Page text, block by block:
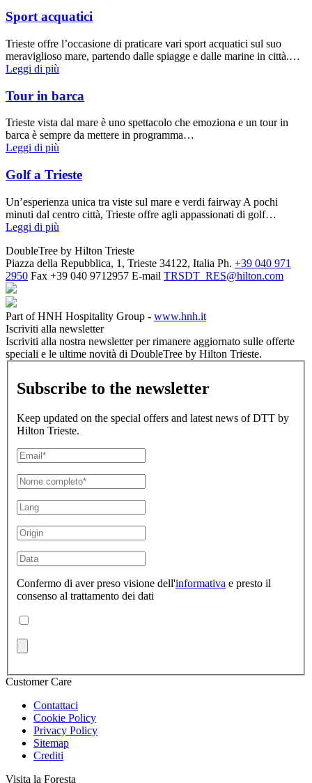
Sport acquatici
Trieste offre l’occasione di praticare vari sport acquatici sul suo
meraviglioso mare, partendo dalle spiagge e dalle marine in città.…
Leggi di più
Tour in barca
Trieste vista dal mare è uno spettacolo che emoziona e un tour in
barca è sempre da mettere in programma…
Leggi di più
Golf a Trieste
Un’esperienza unica tra viste sul mare e verdi fairway A pochi
minuti dal centro città, Trieste offre agli appassionati di golf…
Leggi di più
DoubleTree by Hilton Trieste
Piazza della Repubblica, 1, Trieste 34122, Italia Ph. +39 040 971
2950 Fax +39 040 9712957 E-mail TRSDT_RES@hilton.com
Part of HNH Hospitality Group - www.hnh.it
Iscriviti alla newsletter
Iscriviti alla nostra newsletter per rimanere aggiornato sulle offerte
speciali e le ultime novità di DoubleTree by Hilton Trieste.
Subscribe to the newsletter
Keep updated on the special offers and latest news of DTT by
Hilton Trieste.
Confermo di aver preso visione dell'informativa e presto il
consenso al trattamento dei dati
Customer Care
Contattaci
Cookie Policy
Privacy Policy
Sitemap
Crediti
Visita la Foresta